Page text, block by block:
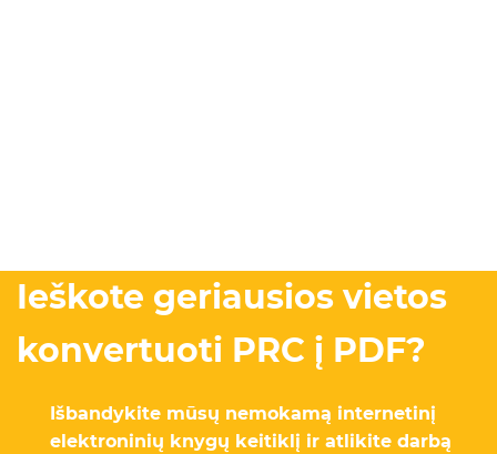
Ieškote geriausios vietos
konvertuoti PRC į PDF?
Išbandykite mūsų nemokamą internetinį
elektroninių knygų keitiklį ir atlikite darbą